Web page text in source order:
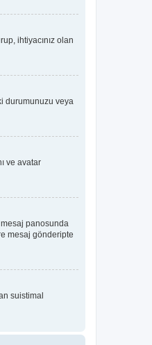
ihtiyacınız olan
durumunuzu veya
ve avatar
panosunda
mesaj gönderipte
suistimal